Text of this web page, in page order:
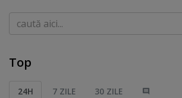
Caută
Top
24H 7 ZILE 30 ZILE